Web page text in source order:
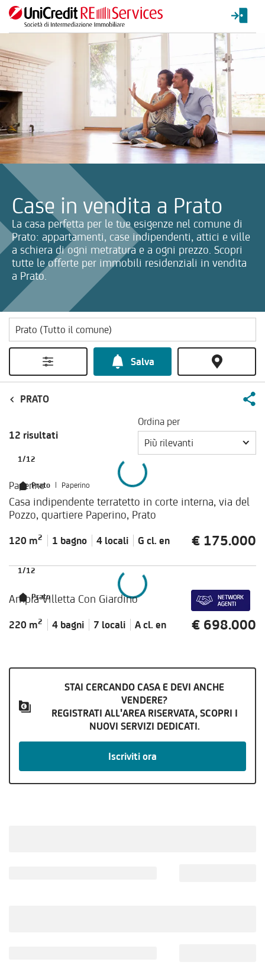
Case in vendita a Prato
La casa perfetta per le tue esigenze nel comune di
Prato: appartamenti, case indipendenti, attici e ville
a schiera di ogni metratura e a ogni prezzo. Scopri
tutte le offerte per immobili residenziali in vendita
a Prato.
La ricerca verrà inviata automaticamente alla selezione delle
Salva
PRATO
12 risultati
Ordina per
Più rilevanti
Prato Paperino
1/12
Paperino
Casa indipendente terratetto in corte interna, via del
Pozzo, quartiere Paperino, Prato
120 m2 1 bagno 4 locali G cl. en € 175.000
Prato
1/12
Ampia Villetta Con Giardino
220 m2 4 bagni 7 locali A cl. en € 698.000
STAI CERCANDO CASA E DEVI ANCHE
VENDERE?
REGISTRATI ALL'AREA RISERVATA, SCOPRI I
NUOVI SERVIZI DEDICATI.
Iscriviti ora